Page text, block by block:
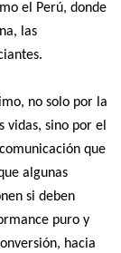
el Perú, donde
las
no solo por la
vidas, sino por el
que
algunas
si deben
puro y
hacia